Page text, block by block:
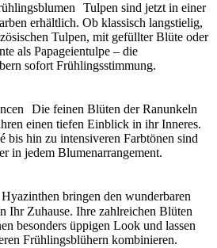
Tulpen sind jetzt in einer
erhältlich. Ob klassisch langstielig,
Tulpen, mit gefüllter Blüte oder
als Papageientulpe – die
sofort Frühlingsstimmung.
Die feinen Blüten der Ranunkeln
einen tiefen Einblick in ihr Inneres.
bis hin zu intensiveren Farbtönen sind
in jedem Blumenarrangement.
bringen den wunderbaren
Ihr Zuhause. Ihre zahlreichen Blüten
besonders üppigen Look und lassen
Frühlingsblühern kombinieren.